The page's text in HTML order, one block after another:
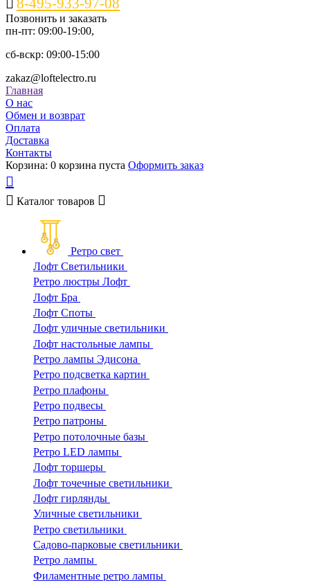
8-495-933-97-08
Позвонить и заказать
пн-пт: 09:00-19:00,
сб-вскр: 09:00-15:00
zakaz@loftelectro.ru
Главная
О нас
Обмен и возврат
Оплата
Доставка
Контакты
Корзина: 0 корзина пуста Оформить заказ
Каталог товаров
Ретро свет
Лофт Светильники
Ретро люстры Лофт
Лофт Бра
Лофт Споты
Лофт уличные светильники
Лофт настольные лампы
Ретро лампы Эдисона
Ретро подсветка картин
Ретро плафоны
Ретро подвесы
Ретро патроны
Ретро потолочные базы
Ретро LED лампы
Лофт торшеры
Лофт точечные светильники
Лофт гирлянды
Уличные светильники
Ретро светильники
Садово-парковые светильники
Ретро лампы
Филаментные ретро лампы